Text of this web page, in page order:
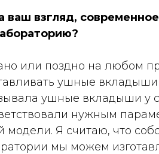
взгляд,
или поздно на любом
ушные
ушные вкладыши у
нужным
модели. Я считаю, что
мы можем